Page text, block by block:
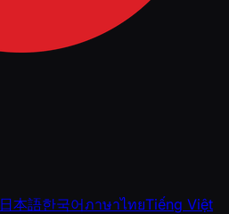
日本語한국어ภาษาไทยTiếng Việt